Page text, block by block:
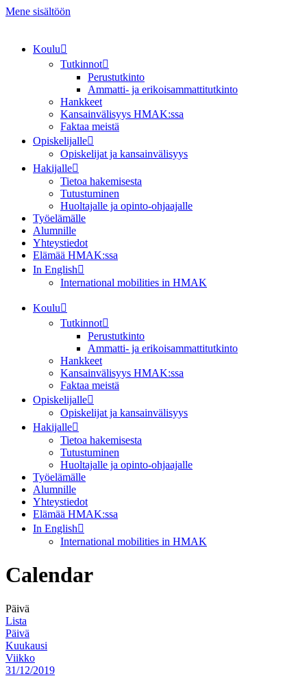
Mene sisältöön
Koulu
Tutkinnot
Perustutkinto
Ammatti- ja erikoisammattitutkinto
Hankkeet
Kansainvälisyys HMAK:ssa
Faktaa meistä
Opiskelijalle
Opiskelijat ja kansainvälisyys
Hakijalle
Tietoa hakemisesta
Tutustuminen
Huoltajalle ja opinto-ohjaajalle
Työelämälle
Alumnille
Yhteystiedot
Elämää HMAK:ssa
In English
International mobilities in HMAK
Koulu
Tutkinnot
Perustutkinto
Ammatti- ja erikoisammattitutkinto
Hankkeet
Kansainvälisyys HMAK:ssa
Faktaa meistä
Opiskelijalle
Opiskelijat ja kansainvälisyys
Hakijalle
Tietoa hakemisesta
Tutustuminen
Huoltajalle ja opinto-ohjaajalle
Työelämälle
Alumnille
Yhteystiedot
Elämää HMAK:ssa
In English
International mobilities in HMAK
Calendar
Päivä
Lista
Päivä
Kuukausi
Viikko
31/12/2019